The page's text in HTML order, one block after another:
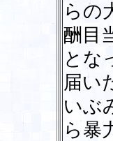
らの
酬目
とな
届い
いぶ
ら暴